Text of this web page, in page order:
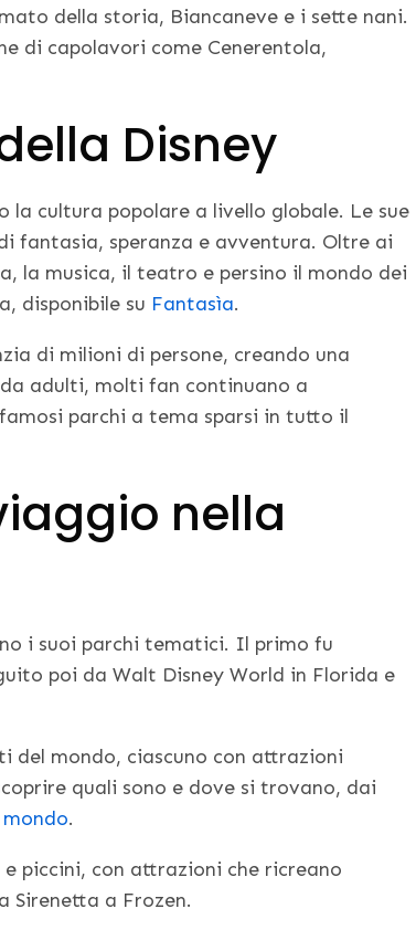
della storia, Biancaneve e i sette nani.
di capolavori come Cenerentola,
Disney
cultura popolare a livello globale. Le sue
fantasia, speranza e avventura. Oltre ai
la musica, il teatro e persino il mondo dei
disponibile su Fantasìa.
di milioni di persone, creando una
adulti, molti fan continuano a
parchi a tema sparsi in tutto il
nella
i suoi parchi tematici. Il primo fu
poi da Walt Disney World in Florida e
del mondo, ciascuno con attrazioni
quali sono e dove si trovano, dai
.
piccini, con attrazioni che ricreano
Sirenetta a Frozen.